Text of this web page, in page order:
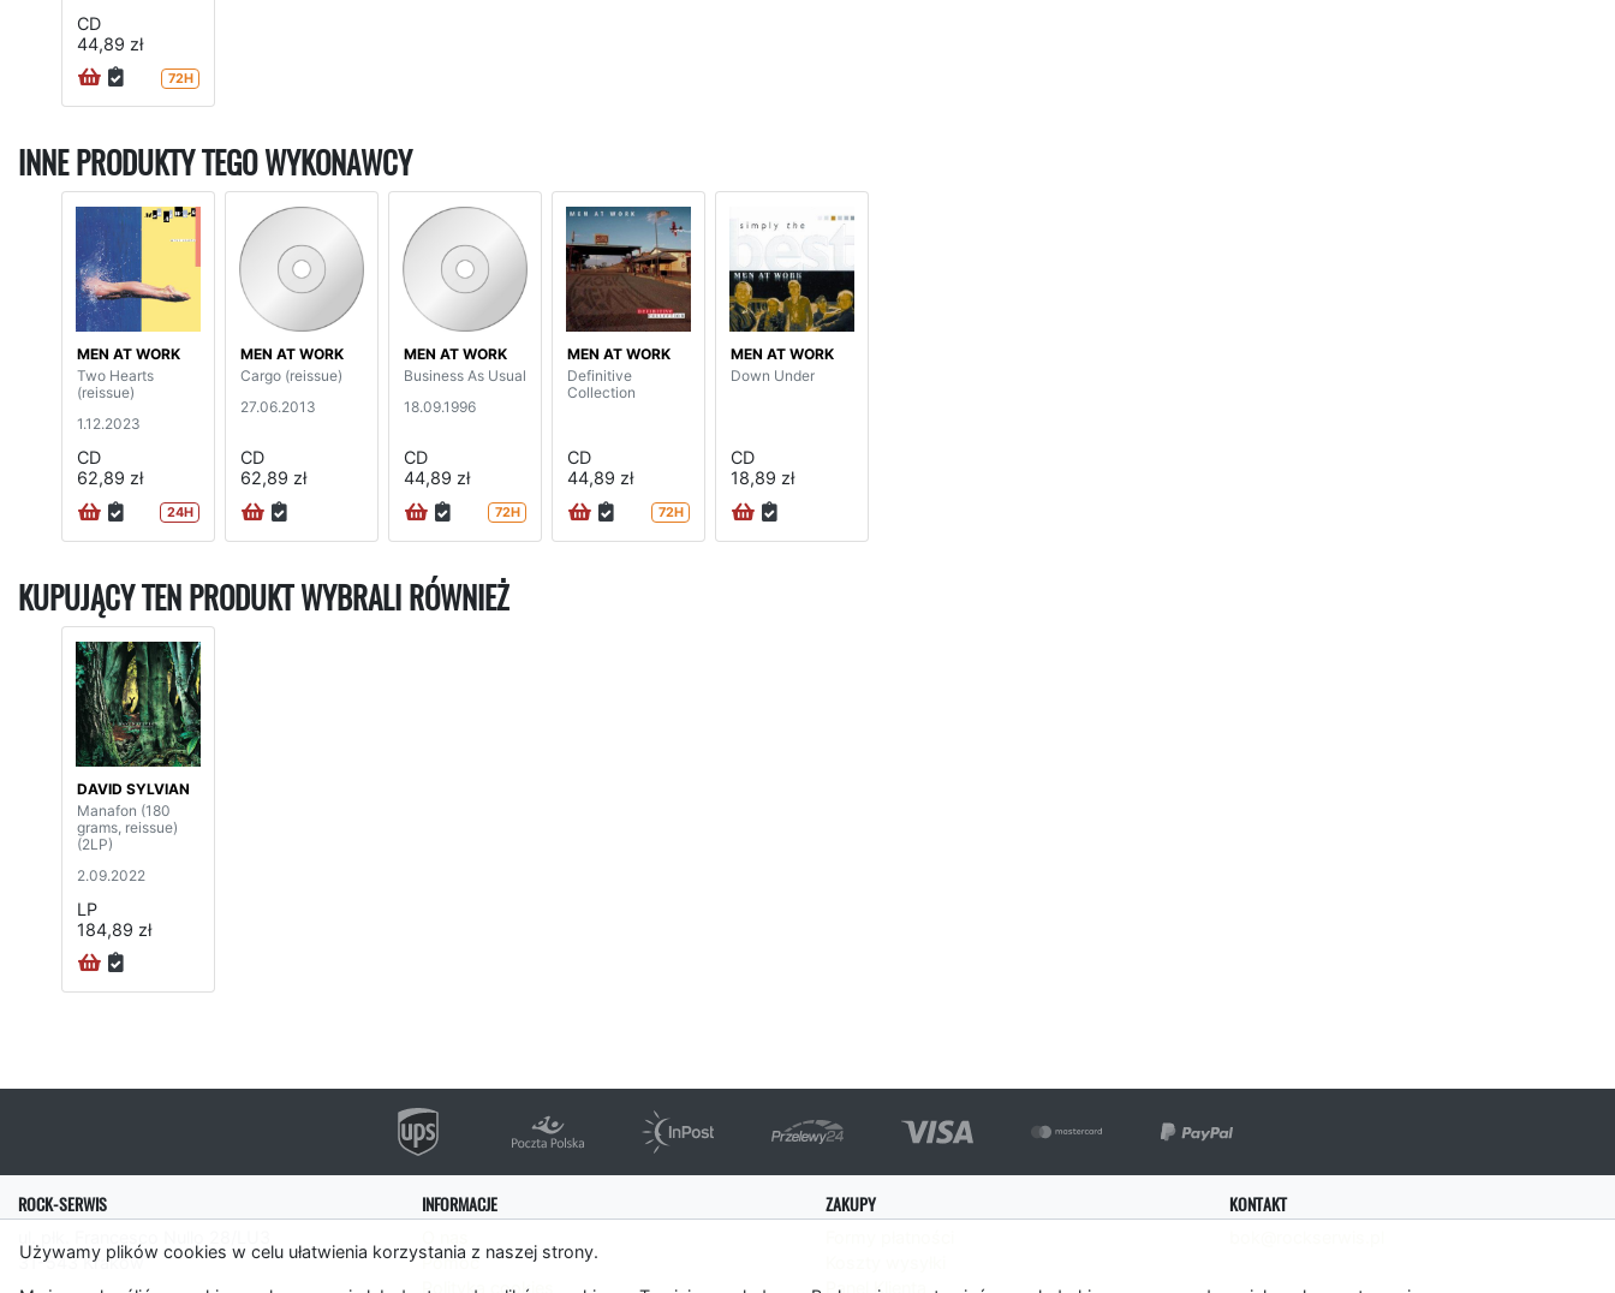
Używamy plików cookies w celu ułatwienia korzystania z naszej strony.
CD
44,89 zł
72H
INNE PRODUKTY TEGO WYKONAWCY
MEN AT WORK
Two Hearts
(reissue)
1.12.2023
CD
62,89 zł
24H
MEN AT WORK
Cargo (reissue)
27.06.2013
CD
62,89 zł
MEN AT WORK
Business As Usual
18.09.1996
CD
44,89 zł
72H
MEN AT WORK
Definitive
Collection
CD
44,89 zł
72H
MEN AT WORK
Down Under
CD
18,89 zł
KUPUJĄCY TEN PRODUKT WYBRALI RÓWNIEŻ
DAVID SYLVIAN
Manafon (180
grams, reissue)
(2LP)
2.09.2022
LP
184,89 zł
ROCK-SERWIS
31-543 Kraków
INFORMACJE
Pomoc
Polityka cookies
ZAKUPY
Panel Klienta
KONTAKT